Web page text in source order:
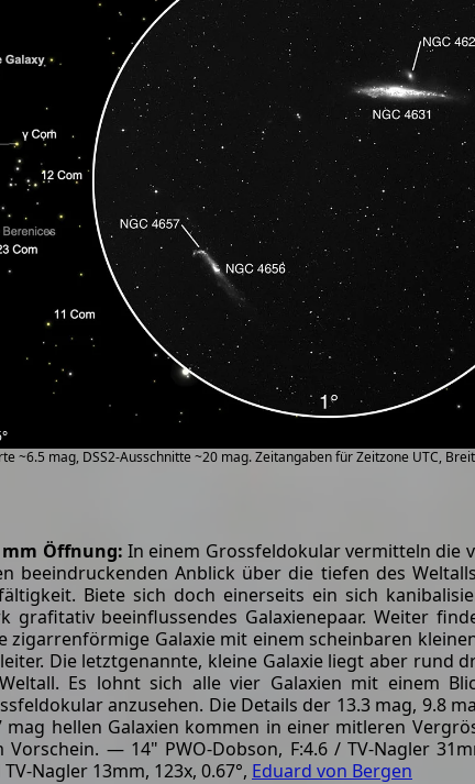
~6.5 mag, DSS2-Ausschnitte ~20 mag. Zeitangaben für Zeitzone UTC,
mm Öffnung: In einem Grossfeldokular vermitteln die
beeindruckenden Anblick über die tiefen des
Biete sich doch einerseits ein sich
grafitativ beeinflussendes Galaxienepaar. Weiter
zigarrenförmige Galaxie mit einem scheinbaren
Die letztgenannte, kleine Galaxie liegt aber rund
Es lohnt sich alle vier Galaxien mit einem
anzusehen. Die Details der 13.3 mag, 9.8
mag hellen Galaxien kommen in einer mitleren
Vorschein. — 14" PWO-Dobson, F:4.6 / TV-Nagler
Nagler 13mm, 123x, 0.67°, Eduard von Bergen